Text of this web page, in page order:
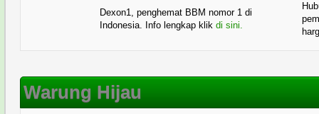
Dexon1, penghemat BBM nomor 1 di
Indonesia. Info lengkap klik di sini.
Warung Hijau